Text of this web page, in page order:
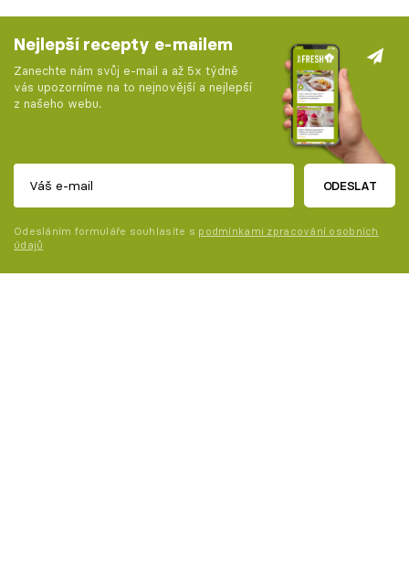
Nejlepší recepty e-mailem
Zanechte nám svůj e-mail a až 5x týdně
vás upozorníme na to nejnovější a nejlepší
z našeho webu.
ODESLAT
Odesláním formuláře souhlasíte s podmínkami zpracování osobních
údajů